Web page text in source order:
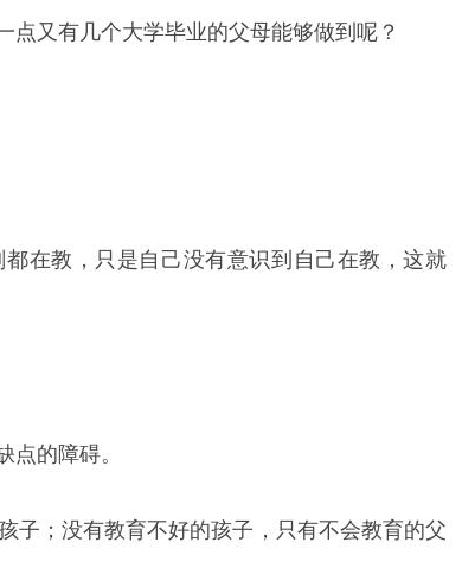
又有几个大学毕业的父母能够做到呢？
在教，只是自己没有意识到自己在教，这就
的障碍。
子；没有教育不好的孩子，只有不会教育的父